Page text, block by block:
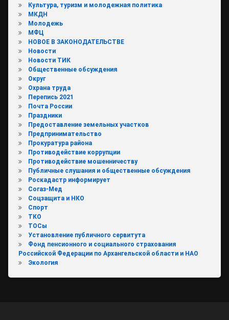
Культура, туризм и молодежная политика
МКДН
Молодежь
МФЦ
НОВОЕ В ЗАКОНОДАТЕЛЬСТВЕ
Новости
Новости ТИК
Общественные обсуждения
Округ
Охрана труда
Перепись 2021
Почта России
Праздники
Предоставление земельных участков
Предпринимательство
Прокуратура района
Противодействие коррупции
Противодействие мошенничеству
Публичные слушания и общественные обсуждения
Роскадастр информирует
Согаз-Мед
Соцзащита и НКО
Спорт
ТКО
ТОСы
Установление публичного сервитута
Фонд пенсионного и социального страхования
Российской Федерации по Архангельской области и НАО
Экология